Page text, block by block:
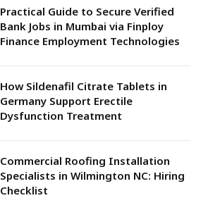
Practical Guide to Secure Verified
Bank Jobs in Mumbai via Finploy
Finance Employment Technologies
How Sildenafil Citrate Tablets in
Germany Support Erectile
Dysfunction Treatment
Commercial Roofing Installation
Specialists in Wilmington NC: Hiring
Checklist